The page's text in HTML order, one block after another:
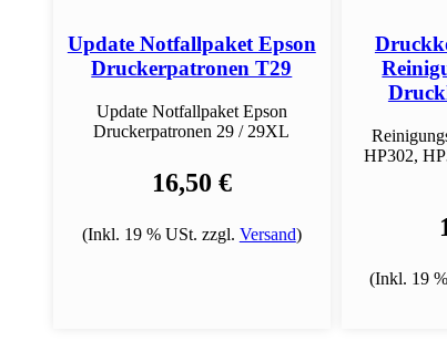
Update Notfallpaket Epson
Druckerpatronen T29
Update Notfallpaket Epson
Druckerpatronen 29 / 29XL
16,50 €
(Inkl. 19 % USt. zzgl. Versand)
HP302,
(Inkl. 19